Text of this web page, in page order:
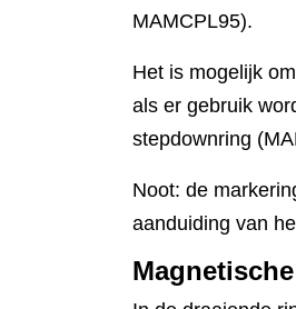
MAMCPL95).
Het is mogelijk
als er gebruik
stepdownring
Noot: de
aanduiding van